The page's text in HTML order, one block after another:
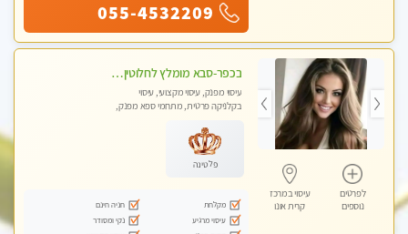
055-4532209
לפרטים
נוספים
עיסוי במרכז
קרית אונו
בכפר-סבא מומלץ לחלוטין!!!! מעסה מקצועית לעיסוי ברמה גבוהה VIP תתקשר .....
עיסוי מפנק, עיסוי מקצועי, עיסוי
בקלניקה פרטית, מתחמי ספא מפנק,
פלטינה
מקלחת
חניה חינם
עיסוי מרגיע
נקי ומסודר